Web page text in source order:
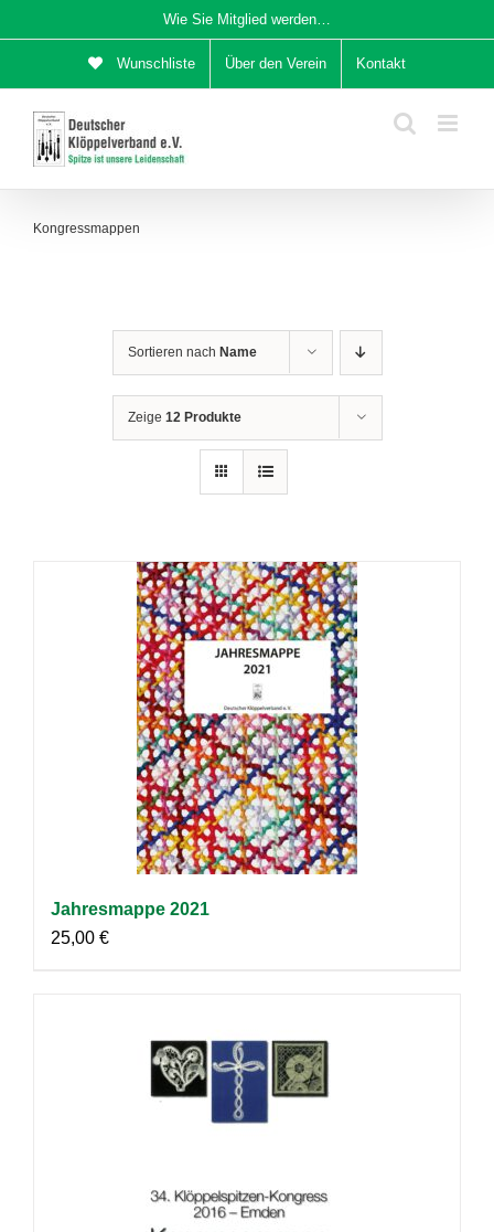
Inhalt
Wie Sie Mitglied werden…
Wunschliste Über den Verein Kontakt
Kongressmappen
Sortieren nach Name
Zeige 12 Produkte
Jahresmappe 2021
25,00 €